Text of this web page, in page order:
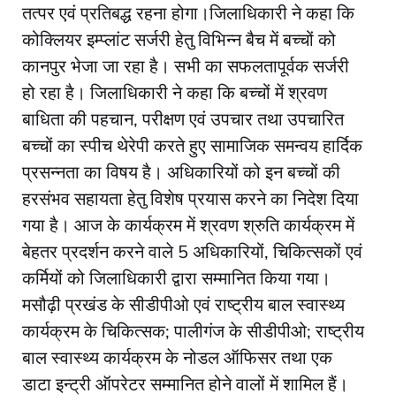
तत्पर एवं प्रतिबद्ध रहना होगा।जिलाधिकारी ने कहा कि
कोक्लियर इम्प्लांट सर्जरी हेतु विभिन्न बैच में बच्चों को
कानपुर भेजा जा रहा है। सभी का सफलतापूर्वक सर्जरी
हो रहा है। जिलाधिकारी ने कहा कि बच्चों में श्रवण
बाधिता की पहचान, परीक्षण एवं उपचार तथा उपचारित
बच्चों का स्पीच थेरेपी करते हुए सामाजिक समन्वय हार्दिक
प्रसन्नता का विषय है। अधिकारियों को इन बच्चों की
हरसंभव सहायता हेतु विशेष प्रयास करने का निदेश दिया
गया है। आज के कार्यक्रम में श्रवण श्रुति कार्यक्रम में
बेहतर प्रदर्शन करने वाले 5 अधिकारियों, चिकित्सकों एवं
कर्मियों को जिलाधिकारी द्वारा सम्मानित किया गया।
मसौढ़ी प्रखंड के सीडीपीओ एवं राष्ट्रीय बाल स्वास्थ्य
कार्यक्रम के चिकित्सक; पालीगंज के सीडीपीओ; राष्ट्रीय
बाल स्वास्थ्य कार्यक्रम के नोडल ऑफिसर तथा एक
डाटा इन्ट्री ऑपरेटर सम्मानित होने वालों में शामिल हैं।